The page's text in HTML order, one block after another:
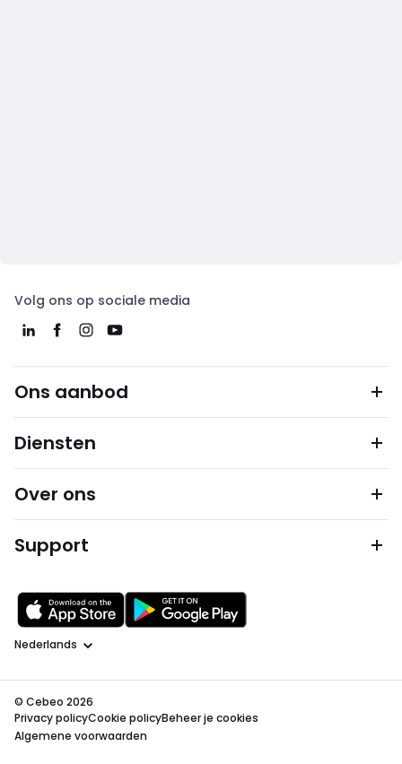
Volg ons op sociale media
Ons aanbod
Diensten
Over ons
Support
Taal
© Cebeo 2026
Privacy policyCookie policyBeheer je cookies
Algemene voorwaarden